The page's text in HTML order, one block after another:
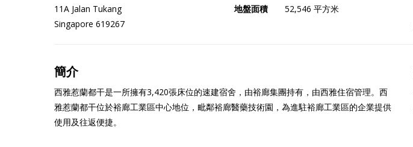
11A Jalan Tukang
Singapore 619267
地盤面積52,546 平方米
簡介
西雅惹蘭都干是一所擁有3,420張床位的速建宿舍，由裕廊集團持有，由西雅住宿管理。西
雅惹蘭都干位於裕廊工業區中心地位，毗鄰裕廊醫藥技術園，為進駐裕廊工業區的企業提供
使用及往返便捷。